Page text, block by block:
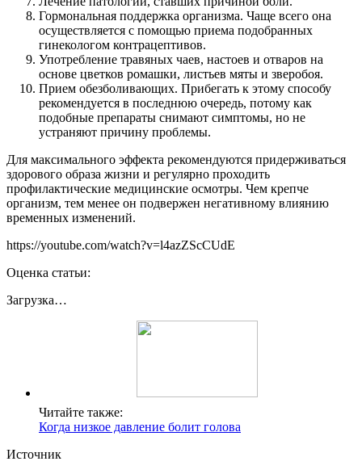
Гормональная поддержка организма. Чаще всего она
осуществляется с помощью приема подобранных
гинекологом контрацептивов.
Употребление травяных чаев, настоев и отваров на
основе цветков ромашки, листьев мяты и зверобоя.
Прием обезболивающих. Прибегать к этому способу
рекомендуется в последнюю очередь, потому как
подобные препараты снимают симптомы, но не
устраняют причину проблемы.
Для максимального эффекта рекомендуются придерживаться
здорового образа жизни и регулярно проходить
профилактические медицинские осмотры. Чем крепче
организм, тем менее он подвержен негативному влиянию
временных изменений.
https://youtube.com/watch?v=l4azZScCUdE
Оценка статьи:
Загрузка…
Читайте также:
Когда низкое давление болит голова
Источник